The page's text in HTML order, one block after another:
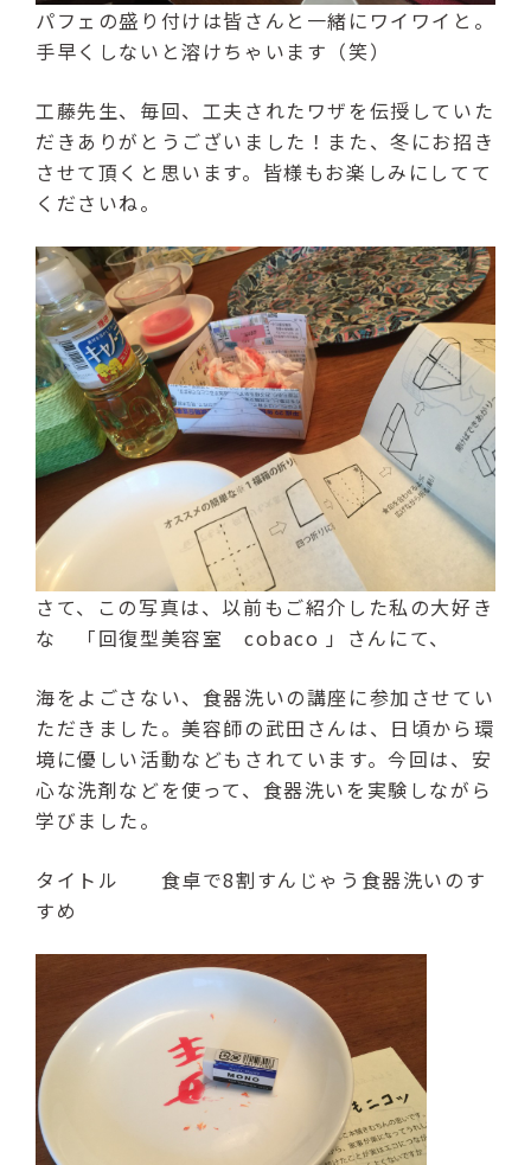
パフェの盛り付けは皆さんと一緒にワイワイと。
手早くしないと溶けちゃいます（笑）
工藤先生、毎回、工夫されたワザを伝授していた
だきありがとうございました！また、冬にお招き
させて頂くと思います。皆様もお楽しみにしてて
くださいね。
さて、この写真は、以前もご紹介した私の大好き
な 「回復型美容室 cobaco 」さんにて、
海をよごさない、食器洗いの講座に参加させてい
ただきました。美容師の武田さんは、日頃から環
境に優しい活動などもされています。今回は、安
心な洗剤などを使って、食器洗いを実験しながら
学びました。
タイトル 食卓で8割すんじゃう食器洗いのす
すめ